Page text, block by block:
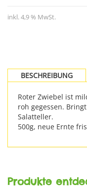
inkl. 4,9 % MwSt.
BESCHREIBUNG
Roter Zwiebel ist
roh gegessen.
Salatteller.
500g, neue Ernte
Produkte